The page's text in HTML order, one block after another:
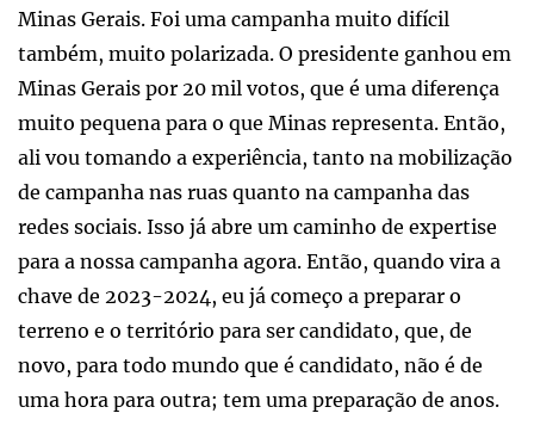
Minas Gerais. Foi uma campanha muito difícil
também, muito polarizada. O presidente ganhou em
Minas Gerais por 20 mil votos, que é uma diferença
muito pequena para o que Minas representa. Então,
ali vou tomando a experiência, tanto na mobilização
de campanha nas ruas quanto na campanha das
redes sociais. Isso já abre um caminho de expertise
para a nossa campanha agora. Então, quando vira a
chave de 2023-2024, eu já começo a preparar o
terreno e o território para ser candidato, que, de
novo, para todo mundo que é candidato, não é de
uma hora para outra; tem uma preparação de anos.